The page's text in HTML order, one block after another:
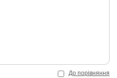
До порівняння